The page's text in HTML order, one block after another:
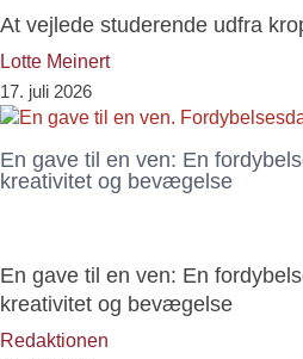
At vejlede studerende udfra
Lotte Meinert
17. juli 2026
En gave til en ven: En
kreativitet og bevægelse
En gave til en ven: En
kreativitet og bevægelse
Redaktionen